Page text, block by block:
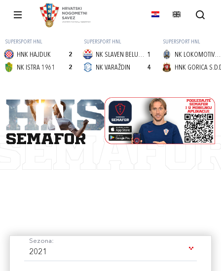
SUPERSPORT HNL
HNK HAJDUK
2
2
NK ISTRA 1961
SUPERSPORT HNL
NK SLAVEN BELUPO 1
4
NK VARAŽDIN
SUPERSPORT HNL
NK LOKOMOTIVA (Z)
HNK GORICA
semafor
Sezona:
2021